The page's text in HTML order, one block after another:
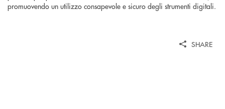
promuovendo un utilizzo consapevole e sicuro degli strumenti digitali.
SHARE